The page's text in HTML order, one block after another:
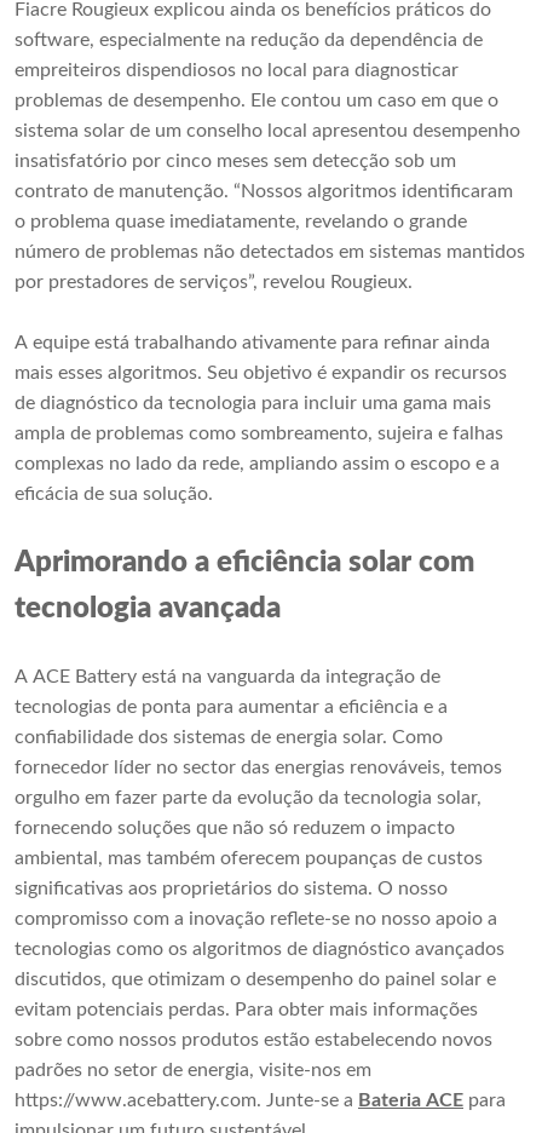
Fiacre Rougieux explicou ainda os benefícios práticos do
software, especialmente na redução da dependência de
empreiteiros dispendiosos no local para diagnosticar
problemas de desempenho. Ele contou um caso em que o
sistema solar de um conselho local apresentou desempenho
insatisfatório por cinco meses sem detecção sob um
contrato de manutenção. “Nossos algoritmos identificaram
o problema quase imediatamente, revelando o grande
número de problemas não detectados em sistemas mantidos
por prestadores de serviços”, revelou Rougieux.
A equipe está trabalhando ativamente para refinar ainda
mais esses algoritmos. Seu objetivo é expandir os recursos
de diagnóstico da tecnologia para incluir uma gama mais
ampla de problemas como sombreamento, sujeira e falhas
complexas no lado da rede, ampliando assim o escopo e a
eficácia de sua solução.
Aprimorando a eficiência solar com
tecnologia avançada
A ACE Battery está na vanguarda da integração de
tecnologias de ponta para aumentar a eficiência e a
confiabilidade dos sistemas de energia solar. Como
fornecedor líder no sector das energias renováveis, temos
orgulho em fazer parte da evolução da tecnologia solar,
fornecendo soluções que não só reduzem o impacto
ambiental, mas também oferecem poupanças de custos
significativas aos proprietários do sistema. O nosso
compromisso com a inovação reflete-se no nosso apoio a
tecnologias como os algoritmos de diagnóstico avançados
discutidos, que otimizam o desempenho do painel solar e
evitam potenciais perdas. Para obter mais informações
sobre como nossos produtos estão estabelecendo novos
padrões no setor de energia, visite-nos em
https://www.acebattery.com. Junte-se a Bateria ACE para